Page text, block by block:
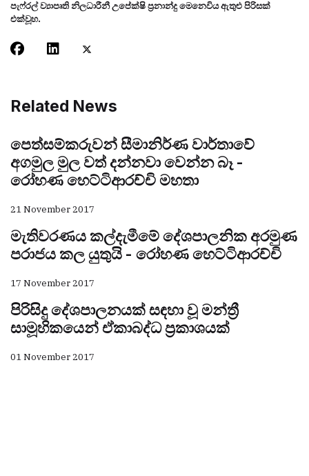
පැෆ්රල් ව්‍යාපෘති නිලධාරීනී උපේක්ෂි ප්‍රනාන්දු මෙනෙවිය ඇතුළු පිරිසක්
එක්වූහ.
Related News
පෙත්සම්කරුවන් සීමානිර්ණ වාර්තාවේ
අගමුල මුල වත් දන්නවා වෙන්න බෑ -
රෝහණ හෙට්ටිආරච්චි මහතා
21 November 2017
මැතිවරණය කල්දැමීමේ දේශපාලනික අරමුණ
පරාජය කල යුතුයි - රෝහණ හෙට්ටිආරච්චි
17 November 2017
පිරිසිදු දේශපාලනයක් සඳහා වූ මන්ත්‍රී
සාමූහිකයෙන් ඒකාබද්ධ ප්‍රකාශයක්
01 November 2017